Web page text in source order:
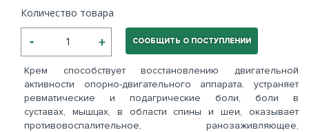
Крем способствует восстановлению двигательной
активности опорно-двигательного аппарата, устраняет
ревматические и подагрические боли, боли в
суставах, мышцах, в области спины и шеи, оказывает
противовоспалительное, ранозаживляющее,
Количество товара
СООБЩИТЬ О ПОСТУПЛЕНИИ